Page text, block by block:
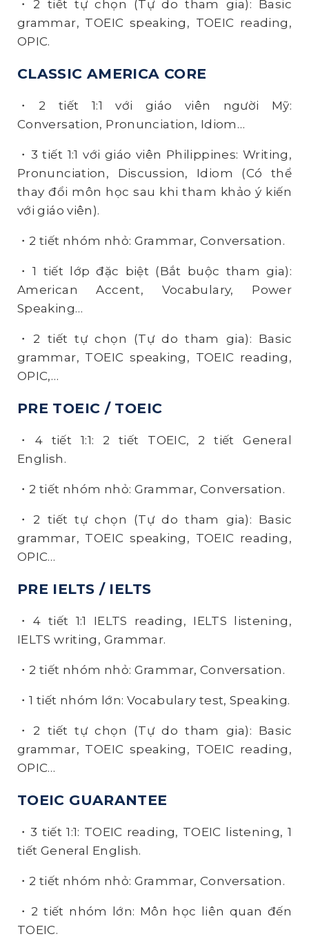
・2 tiết tự chọn (Tự do tham gia): Basic
grammar, TOEIC speaking, TOEIC reading,
OPIC.
CLASSIC AMERICA CORE
・2 tiết 1:1 với giáo viên người Mỹ:
Conversation, Pronunciation, Idiom…
・3 tiết 1:1 với giáo viên Philippines: Writing,
Pronunciation, Discussion, Idiom (Có thể
thay đổi môn học sau khi tham khảo ý kiến
với giáo viên).
・2 tiết nhóm nhỏ: Grammar, Conversation.
・1 tiết lớp đặc biệt (Bắt buộc tham gia):
American Accent, Vocabulary, Power
Speaking…
・2 tiết tự chọn (Tự do tham gia): Basic
grammar, TOEIC speaking, TOEIC reading,
OPIC,…
PRE TOEIC / TOEIC
・4 tiết 1:1: 2 tiết TOEIC, 2 tiết General
English.
・2 tiết nhóm nhỏ: Grammar, Conversation.
・2 tiết tự chọn (Tự do tham gia): Basic
grammar, TOEIC speaking, TOEIC reading,
OPIC…
PRE IELTS / IELTS
・4 tiết 1:1 IELTS reading, IELTS listening,
IELTS writing, Grammar.
・2 tiết nhóm nhỏ: Grammar, Conversation.
・1 tiết nhóm lớn: Vocabulary test, Speaking.
・2 tiết tự chọn (Tự do tham gia): Basic
grammar, TOEIC speaking, TOEIC reading,
OPIC…
TOEIC GUARANTEE
・3 tiết 1:1: TOEIC reading, TOEIC listening, 1
tiết General English.
・2 tiết nhóm nhỏ: Grammar, Conversation.
・2 tiết nhóm lớn: Môn học liên quan đến
TOEIC.